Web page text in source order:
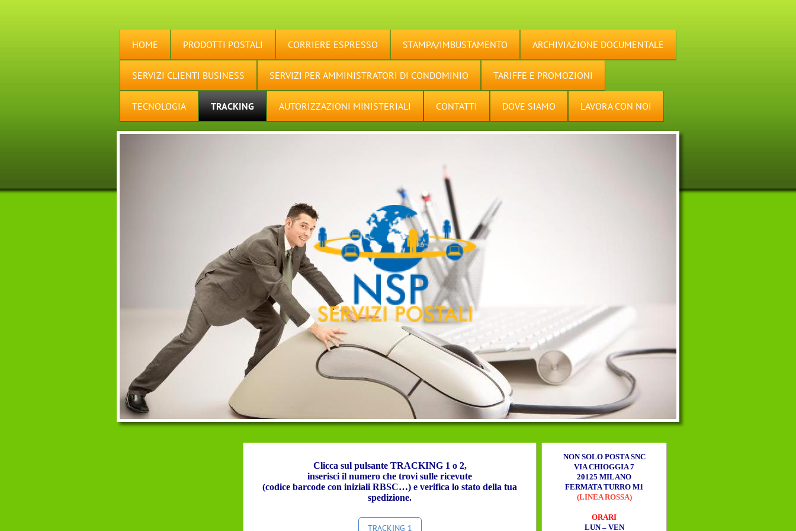
HOME PRODOTTI POSTALI CORRIERE ESPRESSO STAMPA/IMBUSTAMENTO ARCHIVIAZIONE DOCUMENTALE
SERVIZI CLIENTI BUSINESS SERVIZI PER AMMINISTRATORI DI CONDOMINIO TARIFFE E PROMOZIONI
TECNOLOGIA TRACKING AUTORIZZAZIONI MINISTERIALI CONTATTI DOVE SIAMO LAVORA CON NOI
Clicca sul pulsante TRACKING 1 o 2,
inserisci il numero che trovi sulle ricevute
(codice barcode con iniziali RBSC…) e verifica lo stato della tua
spedizione.
TRACKING 1
NON SOLO POSTA SNC
VIA CHIOGGIA 7
20125 MILANO
FERMATA TURRO M1
(LINEA ROSSA)
ORARI
LUN – VEN